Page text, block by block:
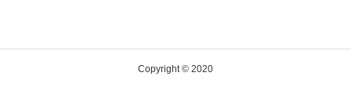
Copyright © 2020